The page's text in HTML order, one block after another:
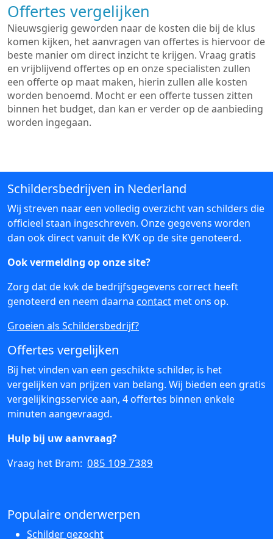
Offertes vergelijken
Nieuwsgierig geworden naar de kosten die bij de klus
komen kijken, het aanvragen van offertes is hiervoor de
beste manier om direct inzicht te krijgen. Vraag gratis
en vrijblijvend offertes op en onze specialisten zullen
een offerte op maat maken, hierin zullen alle kosten
worden benoemd. Mocht er een offerte tussen zitten
binnen het budget, dan kan er verder op de aanbieding
worden ingegaan.
Schildersbedrijven in Nederland
Wij streven naar een volledig overzicht van schilders die
officieel staan ingeschreven. Onze gegevens worden
dan ook direct vanuit de KVK op de site genoteerd.
Ook vermelding op onze site?
Zorg dat de kvk de bedrijfsgegevens correct heeft
genoteerd en neem daarna contact met ons op.
Groeien als Schildersbedrijf?
Offertes vergelijken
Bij het vinden van een geschikte schilder, is het
vergelijken van prijzen van belang. Wij bieden een gratis
vergelijkingsservice aan, 4 offertes binnen enkele
minuten aangevraagd.
Hulp bij uw aanvraag?
Vraag het Bram: 085 109 7389
Populaire onderwerpen
Schilder gezocht